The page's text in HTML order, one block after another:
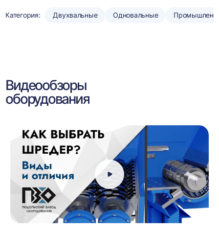
Категория: Двухвальные Одновальные
Видеообзоры
оборудования